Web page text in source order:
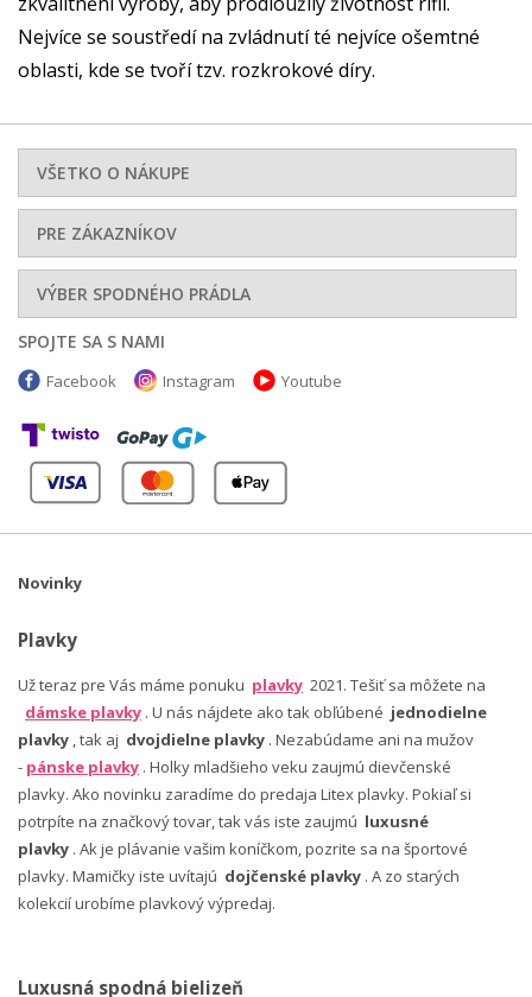
Nejvíce se soustředí na zvládnutí té nejvíce ošemtné
oblasti, kde se tvoří tzv. rozkrokové díry.
VŠETKO O NÁKUPE
PRE ZÁKAZNÍKOV
VÝBER SPODNÉHO PRÁDLA
SPOJTE SA S NAMI
Facebook Instagram Youtube
Novinky
Plavky
Už teraz pre Vás máme ponuku plavky 2021. Tešiť sa môžete na
dámske plavky . U nás nájdete ako tak obľúbené jednodielne
plavky , tak aj dvojdielne plavky . Nezabúdame ani na mužov
- pánske plavky . Holky mladšieho veku zaujmú dievčenské
plavky. Ako novinku zaradíme do predaja Litex plavky. Pokiaľ si
potrpíte na značkový tovar, tak vás iste zaujmú luxusné
plavky . Ak je plávanie vašim koníčkom, pozrite sa na športové
plavky. Mamičky iste uvítajú dojčenské plavky . A zo starých
kolekcií urobíme plavkový výpredaj.
Luxusná spodná bielizeň